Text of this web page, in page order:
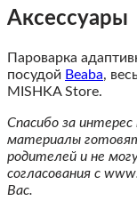
Аксессуары
Пароварка
посудой Beaba,
MISHKA Store.
Спасибо за интерес
материалы
родителей и не
согласования с
Вас.